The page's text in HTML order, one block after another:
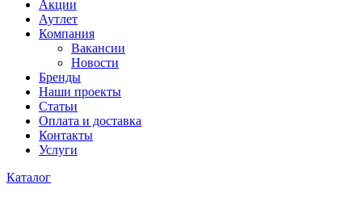
Акции
Аутлет
Компания
Вакансии
Новости
Бренды
Наши проекты
Статьи
Оплата и доставка
Контакты
Услуги
Каталог